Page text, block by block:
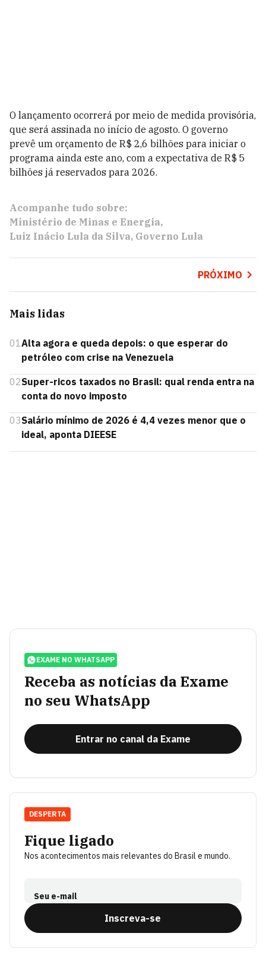
O lançamento ocorrerá por meio de medida provisória,
que será assinada no início de agosto. O governo
prevê um orçamento de R$ 2,6 bilhões para iniciar o
programa ainda este ano, com a expectativa de R$ 5
bilhões já reservados para 2026.
Acompanhe tudo sobre:
Ministério de Minas e Energia
Luiz Inácio Lula da Silva Governo Lula
PRÓXIMO
Mais lidas
01 Alta agora e queda depois: o que esperar do
petróleo com crise na Venezuela
02Super-ricos taxados no Brasil: qual renda entra na
conta do novo imposto
03Salário mínimo de 2026 é 4,4 vezes menor que o
ideal, aponta DIEESE
EXAME NO WHATSAPP
Receba as notícias da Exame
no seu WhatsApp
Entrar no canal da Exame
Fique ligado
Nos acontecimentos mais relevantes do Brasil e mundo.
Seu e-mail
Inscreva-se
DESPERTA